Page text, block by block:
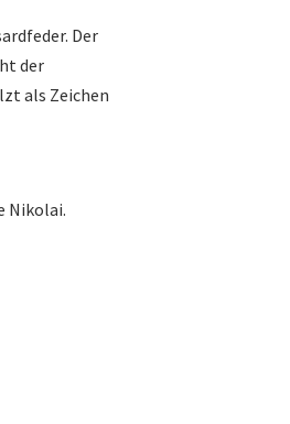
Der
der
als Zeichen